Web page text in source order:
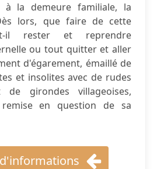
la demeure familiale, la
lors, que faire de cette
il rester et reprendre
ou tout quitter et aller
d'égarement, émaillé de
et insolites avec de rudes
de girondes villageoises,
en question de sa